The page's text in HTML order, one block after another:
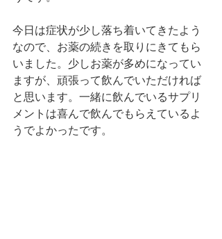
今日は症状が少し落ち着いてきたよう
なので、お薬の続きを取りにきてもら
いました。少しお薬が多めになってい
ますが、頑張って飲んでいただければ
と思います。一緒に飲んでいるサプリ
メントは喜んで飲んでもらえているよ
うでよかったです。